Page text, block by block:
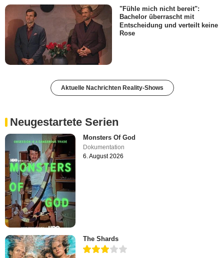
"Fühle mich nicht bereit":
Bachelor überrascht mit
Entscheidung und verteilt keine
Rose
Aktuelle Nachrichten Reality-Shows
Neugestartete Serien
Monsters Of God
Dokumentation
6. August 2026
The Shards